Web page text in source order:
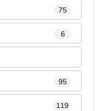
75
6
95
119